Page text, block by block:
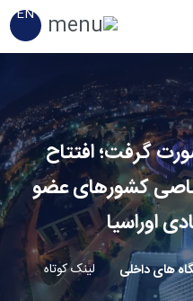
EN
گرفت؛ افتتاح
کشورهای عضو
اوراسیا
های داخلی لینک کوتاه